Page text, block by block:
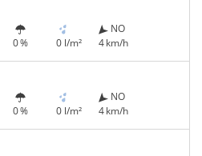
0 % 0 l/m²
NO
4 km/h
0 % 0 l/m²
NO
4 km/h